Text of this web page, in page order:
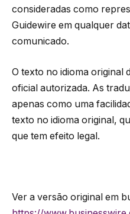
consideradas como
Guidewire em qualquer
comunicado.
O texto no idioma original
oficial autorizada. As
apenas como uma
texto no idioma original,
que tem efeito legal.
Ver a versão original em